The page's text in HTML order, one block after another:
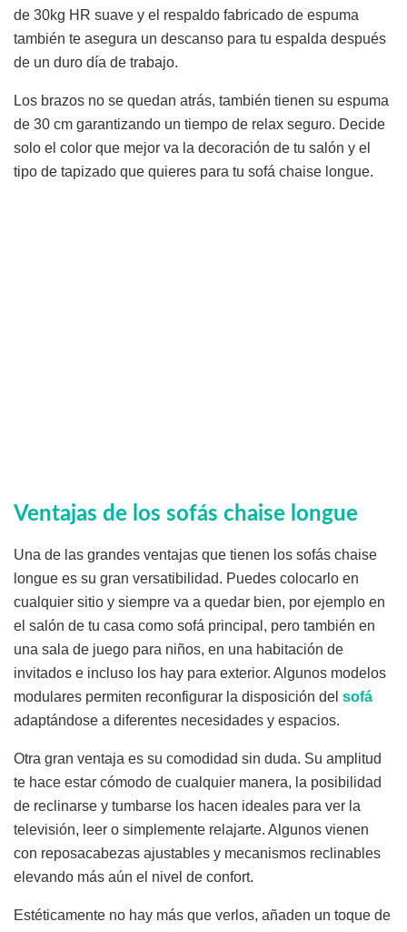
de 30kg HR suave y el respaldo fabricado de espuma
también te asegura un descanso para tu espalda después
de un duro día de trabajo.
Los brazos no se quedan atrás, también tienen su espuma
de 30 cm garantizando un tiempo de relax seguro. Decide
solo el color que mejor va la decoración de tu salón y el
tipo de tapizado que quieres para tu sofá chaise longue.
Ventajas de los sofás chaise longue
Una de las grandes ventajas que tienen los sofás chaise
longue es su gran versatibilidad. Puedes colocarlo en
cualquier sitio y siempre va a quedar bien, por ejemplo en
el salón de tu casa como sofá principal, pero también en
una sala de juego para niños, en una habitación de
invitados e incluso los hay para exterior. Algunos modelos
modulares permiten reconfigurar la disposición del sofá
adaptándose a diferentes necesidades y espacios.
Otra gran ventaja es su comodidad sin duda. Su amplitud
te hace estar cómodo de cualquier manera, la posibilidad
de reclinarse y tumbarse los hacen ideales para ver la
televisión, leer o simplemente relajarte. Algunos vienen
con reposacabezas ajustables y mecanismos reclinables
elevando más aún el nivel de confort.
Estéticamente no hay más que verlos, añaden un toque de